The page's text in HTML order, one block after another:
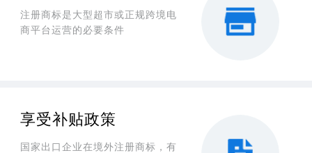
注册商标是大型超市或正规跨境电
商平台运营的必要条件
享受补贴政策
国家出口企业在境外注册商标，有